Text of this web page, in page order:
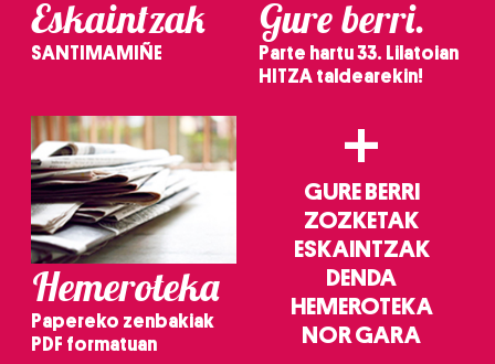
Eskaintzak
SANTIMAMIÑE
Gure berri.
Parte hartu 33. Lilatoian
HITZA taldearekin!
Hemeroteka
Papereko zenbakiak
PDF formatuan
+
GURE BERRI
ZOZKETAK
ESKAINTZAK
DENDA
HEMEROTEKA
NOR GARA